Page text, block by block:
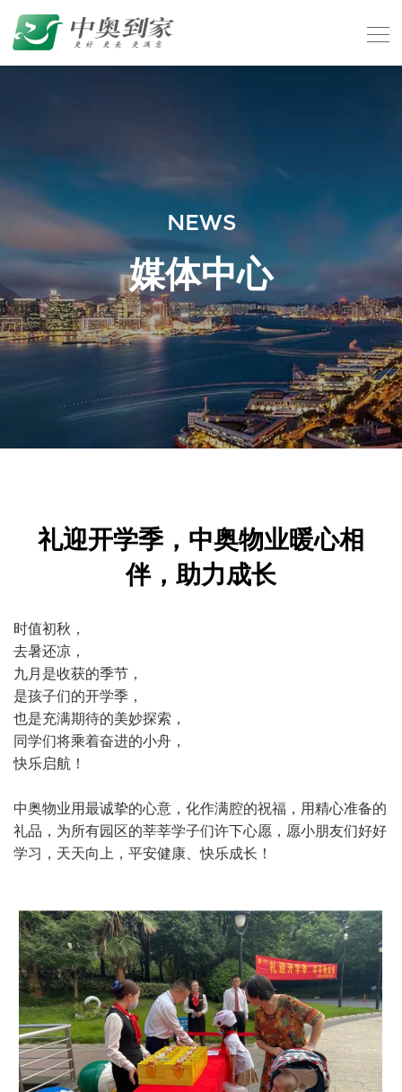
NEWS
媒体中心
礼迎开学季，中奥物业暖心相
伴，助力成长
时值初秋，
去暑还凉，
九月是收获的季节，
是孩子们的开学季，
也是充满期待的美妙探索，
同学们将乘着奋进的小舟，
快乐启航！
中奥物业用最诚挚的心意，化作满腔的祝福，用精心准备的
礼品，为所有园区的莘莘学子们许下心愿，愿小朋友们好好
学习，天天向上，平安健康、快乐成长！